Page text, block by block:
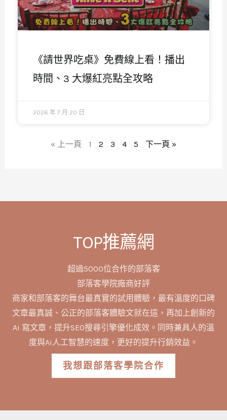
《請世界吃桌》免費線上看！播出
時間、3 大爆紅亮點全攻略
2026 年 7 月 20 日
« 上一頁 1 2 3 4 5 下一頁 »
TOP推薦網
超過5000位合作的部落客
部落客學院廠商好評
商家和部落客的舞台最真實的試用體驗，最有溫度的口碑
文章最真誠、公正的部落客體驗文就在這，再加上創新的
Ai 寫文章，提升SEO搜尋引擎優化成效。同時兼具人的溫
度與Ai人工智慧的速度，更好的提升行銷效益。
我想跟部落客學院合作